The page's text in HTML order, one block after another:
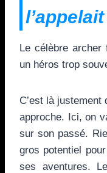
Le célèbre archer
un héros trop
C’est là justement
approche. Ici, on
sur son passé.
gros potentiel
ses aventures.